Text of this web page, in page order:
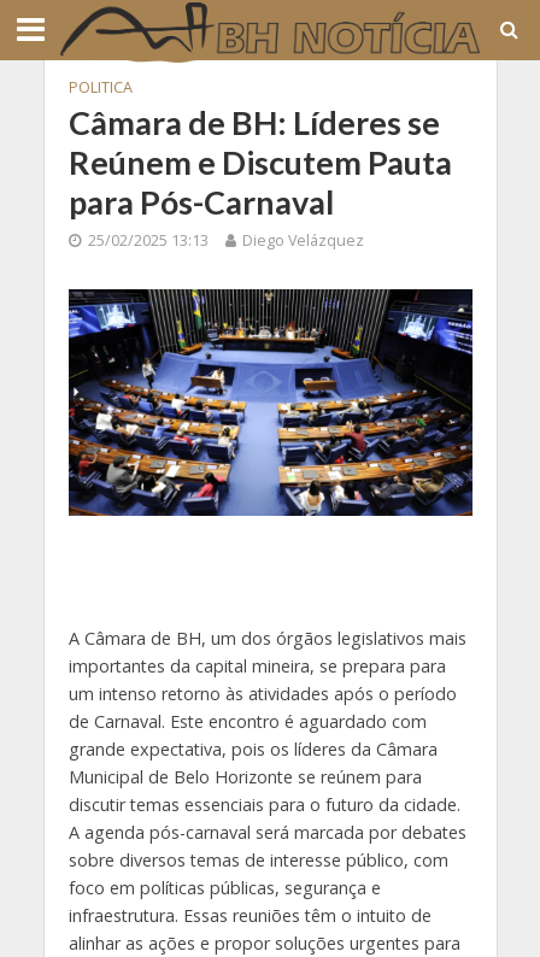
POLITICA
Câmara de BH: Líderes se
Reúnem e Discutem Pauta
para Pós-Carnaval
25/02/2025 13:13 Diego Velázquez
A Câmara de BH, um dos órgãos legislativos mais
importantes da capital mineira, se prepara para
um intenso retorno às atividades após o período
de Carnaval. Este encontro é aguardado com
grande expectativa, pois os líderes da Câmara
Municipal de Belo Horizonte se reúnem para
discutir temas essenciais para o futuro da cidade.
A agenda pós-carnaval será marcada por debates
sobre diversos temas de interesse público, com
foco em políticas públicas, segurança e
infraestrutura. Essas reuniões têm o intuito de
alinhar as ações e propor soluções urgentes para